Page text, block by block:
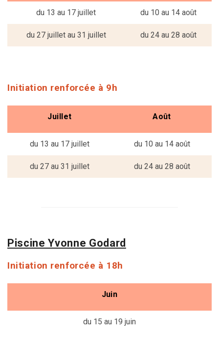
du 13 au 17 juillet du 10 au 14 août
du 27 juillet au 31 juillet du 24 au 28 août
Initiation renforcée à 9h
Juillet Août
du 13 au 17 juillet du 10 au 14 août
du 27 au 31 juillet du 24 au 28 août
Piscine Yvonne Godard
Initiation renforcée à 18h
Juin
du 15 au 19 juin